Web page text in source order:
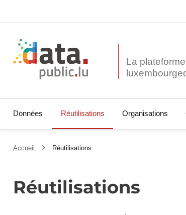
La
Données Réutilisations Organisations
Accueil Réutilisations
Réutilisations